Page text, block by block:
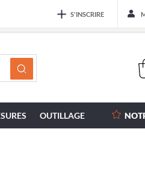
S'INSCRIRE
OUTILLAGE